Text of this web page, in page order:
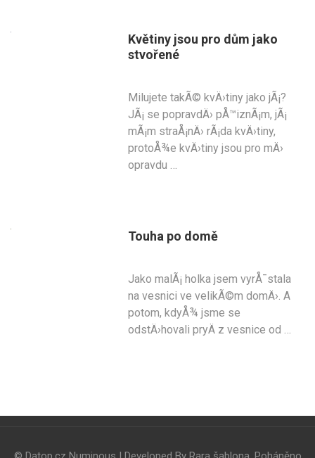
Květiny jsou pro dům jako
stvořené
Milujete takÃ© kvÄ›tiny jako jÃ¡?
JÃ¡ se popravdÄ› pÅ™iznÃ¡m, jÃ¡
mÃ¡m straÅ¡nÄ› rÃ¡da kvÄ›tiny,
protoÅ¾e kvÄ›tiny jsou pro mÄ›
opravdu …
Touha po domě
Jako malÃ¡ holka jsem vyrÅ¯stala
na vesnici ve velikÃ©m domÄ›. A
potom, kdyÅ¾ jsme se
odstÄ›hovali pryÄ z vesnice od …